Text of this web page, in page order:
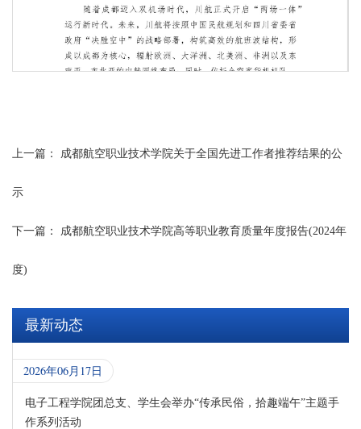
上一篇： 成都航空职业技术学院关于全国先进工作者推荐结果的公
示
下一篇： 成都航空职业技术学院高等职业教育质量年度报告(2024年
度)
最新动态
2026年06月17日
电子工程学院团总支、学生会举办“传承民俗，拾趣端午”主题手
作系列活动